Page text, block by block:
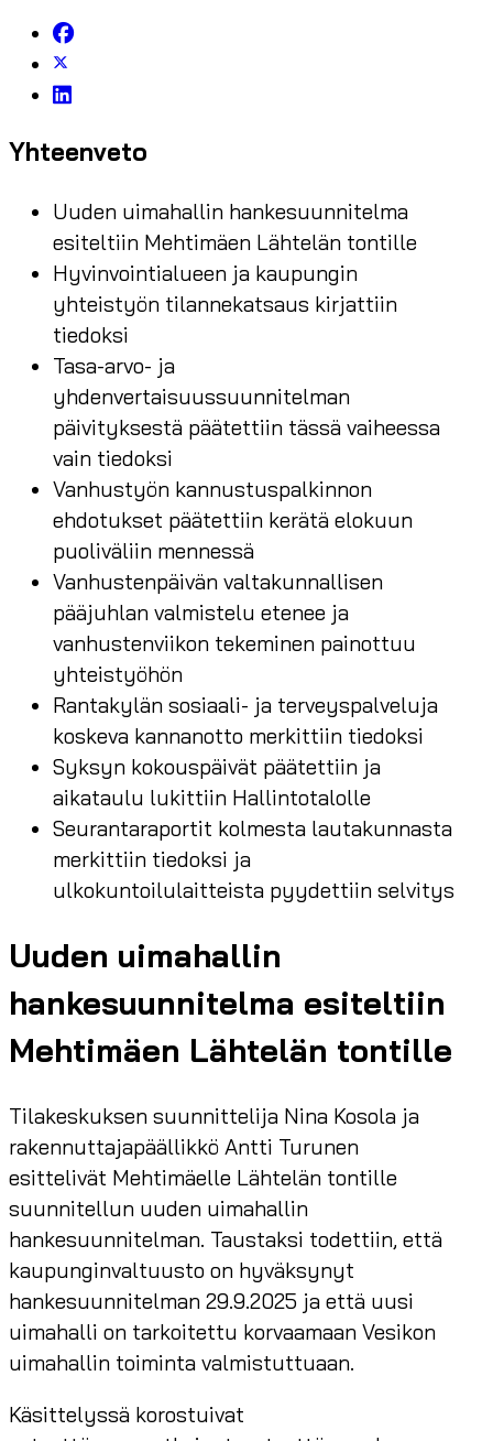
Yhteenveto
Uuden uimahallin hankesuunnitelma
esiteltiin Mehtimäen Lähtelän tontille
Hyvinvointialueen ja kaupungin
yhteistyön tilannekatsaus kirjattiin
tiedoksi
Tasa-arvo- ja
yhdenvertaisuussuunnitelman
päivityksestä päätettiin tässä vaiheessa
vain tiedoksi
Vanhustyön kannustuspalkinnon
ehdotukset päätettiin kerätä elokuun
puoliväliin mennessä
Vanhustenpäivän valtakunnallisen
pääjuhlan valmistelu etenee ja
vanhustenviikon tekeminen painottuu
yhteistyöhön
Rantakylän sosiaali- ja terveyspalveluja
koskeva kannanotto merkittiin tiedoksi
Syksyn kokouspäivät päätettiin ja
aikataulu lukittiin Hallintotalolle
Seurantaraportit kolmesta lautakunnasta
merkittiin tiedoksi ja
ulkokuntoilulaitteista pyydettiin selvitys
Uuden uimahallin
hankesuunnitelma esiteltiin
Mehtimäen Lähtelän tontille
Tilakeskuksen suunnittelija Nina Kosola ja
rakennuttajapäällikkö Antti Turunen
esittelivät Mehtimäelle Lähtelän tontille
suunnitellun uuden uimahallin
hankesuunnitelman. Taustaksi todettiin, että
kaupunginvaltuusto on hyväksynyt
hankesuunnitelman 29.9.2025 ja että uusi
uimahalli on tarkoitettu korvaamaan Vesikon
uimahallin toiminta valmistuttuaan.
Käsittelyssä korostuivat